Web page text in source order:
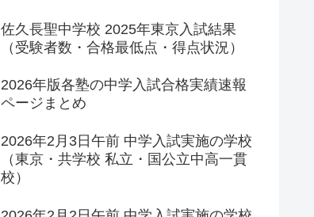
佐久長聖中学校 2025年東京入試結果
（受験者数・合格最低点・得点状況）
2026年版各塾の中学入試合格実績速報
ページまとめ
2026年2月3日午前 中学入試実施の学校
（東京・共学校 私立・国公立中高一貫
校）